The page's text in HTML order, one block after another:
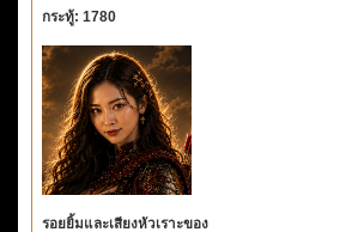
กระทู้: 1780
รอยยิ้มและเสียงหัวเราะของ